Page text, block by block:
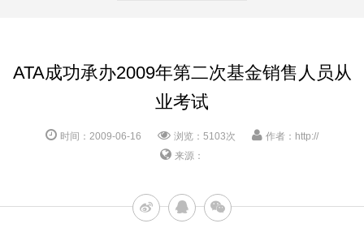
ATA成功承办2009年第二次基金销售人员从
业考试
时间：2009-06-16 浏览：5103次
作者：http://
来源：